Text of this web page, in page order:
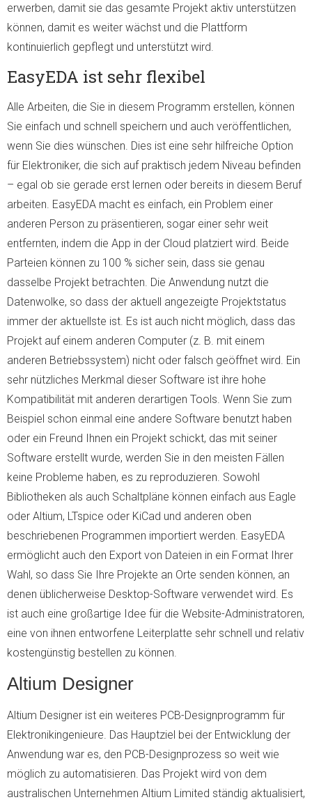
erwerben, damit sie das gesamte Projekt aktiv unterstützen
können, damit es weiter wächst und die Plattform
kontinuierlich gepflegt und unterstützt wird.
EasyEDA ist sehr flexibel
Alle Arbeiten, die Sie in diesem Programm erstellen, können
Sie einfach und schnell speichern und auch veröffentlichen,
wenn Sie dies wünschen. Dies ist eine sehr hilfreiche Option
für Elektroniker, die sich auf praktisch jedem Niveau befinden
– egal ob sie gerade erst lernen oder bereits in diesem Beruf
arbeiten. EasyEDA macht es einfach, ein Problem einer
anderen Person zu präsentieren, sogar einer sehr weit
entfernten, indem die App in der Cloud platziert wird. Beide
Parteien können zu 100 % sicher sein, dass sie genau
dasselbe Projekt betrachten. Die Anwendung nutzt die
Datenwolke, so dass der aktuell angezeigte Projektstatus
immer der aktuellste ist. Es ist auch nicht möglich, dass das
Projekt auf einem anderen Computer (z. B. mit einem
anderen Betriebssystem) nicht oder falsch geöffnet wird. Ein
sehr nützliches Merkmal dieser Software ist ihre hohe
Kompatibilität mit anderen derartigen Tools. Wenn Sie zum
Beispiel schon einmal eine andere Software benutzt haben
oder ein Freund Ihnen ein Projekt schickt, das mit seiner
Software erstellt wurde, werden Sie in den meisten Fällen
keine Probleme haben, es zu reproduzieren. Sowohl
Bibliotheken als auch Schaltpläne können einfach aus Eagle
oder Altium, LTspice oder KiCad und anderen oben
beschriebenen Programmen importiert werden. EasyEDA
ermöglicht auch den Export von Dateien in ein Format Ihrer
Wahl, so dass Sie Ihre Projekte an Orte senden können, an
denen üblicherweise Desktop-Software verwendet wird. Es
ist auch eine großartige Idee für die Website-Administratoren,
eine von ihnen entworfene Leiterplatte sehr schnell und relativ
kostengünstig bestellen zu können.
Altium Designer
Altium Designer ist ein weiteres PCB-Designprogramm für
Elektronikingenieure. Das Hauptziel bei der Entwicklung der
Anwendung war es, den PCB-Designprozess so weit wie
möglich zu automatisieren. Das Projekt wird von dem
australischen Unternehmen Altium Limited ständig aktualisiert,